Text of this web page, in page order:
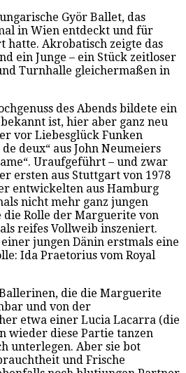
Györ Ballet, das
in Wien entdeckt und für
hatte. Akrobatisch zeigte das
ein Junge – ein Stück zeitloser
Turnhalle gleichermaßen in
des Abends bildete ein
ist, hier aber ganz neu
vor Liebesglück Funken
deux“ aus John Neumeiers
Uraufgeführt – und zwar
ersten aus Stuttgart von 1978
entwickelten aus Hamburg
nicht mehr ganz jungen
Rolle der Marguerite von
reifes Vollweib inszeniert.
jungen Dänin erstmals eine
Ida Praetorius vom Royal
die die Marguerite
und von der
etwa einer Lucia Lacarra (die
wieder diese Partie tanzen
unterlegen. Aber sie bot
und Frische